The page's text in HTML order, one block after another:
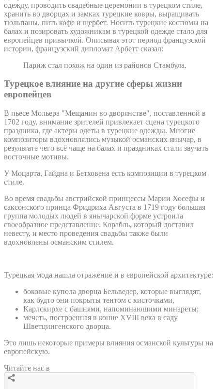
одежду, проводить свадебные церемонии в турецком стиле,
хранить во дворцах и замках турецкие ковры, выращивать
тюльпаны, пить кофе и щербет. Носить турецкие костюмы на
балах и позировать художникам в турецкой одежде стало для
европейцев привычкой. Описывая этот период французской
истории, французский дипломат Арбетт сказал:
Париж стал похож на один из районов Стамбула.
Турецкое влияние на другие сферы жизни
европейцев
В пьесе Мольера "Мещанин во дворянстве", поставленной в
1702 году, внимание зрителей привлекает сцена турецкого
праздника, где актеры одеты в турецкие одежды. Многие
композиторы вдохновлялись музыкой османских янычар, в
результате чего всё чаще на балах и праздниках стали звучать
восточные мотивы.
У Моцарта, Гайдна и Бетховена есть композиции в турецком
стиле.
Во время свадьбы австрийской принцессы Марии Хосефы и
саксонского принца Фридриха Августа в 1719 году большая
группа молодых людей в янычарской форме устроила
своеобразное представление. Корабль, который доставил
невесту, и место проведения свадьбы также были
вдохновлены османским стилем.
Турецкая мода нашла отражение и в европейской архитектуре:
боковые купола дворца Бельведер, которые выглядят,
как будто они покрыты тентом с кисточками,
Карлскирхе с башнями, напоминающими минареты;
мечеть, построенная в конце XVIII века в саду
Шветцингенского дворца.
Это лишь некоторые примеры влияния османской культуры на
европейскую.
Читайте нас в